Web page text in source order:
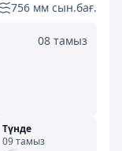
756 мм сын.бағ.
08 тамыз
Түнде
09 тамыз